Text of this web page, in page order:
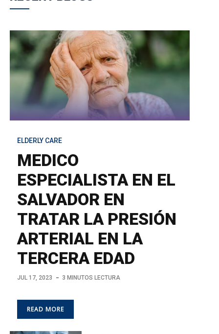
ELDERLY CARE
MEDICO
ESPECIALISTA EN EL
SALVADOR EN
TRATAR LA PRESIÓN
ARTERIAL EN LA
TERCERA EDAD
JUL 17, 2023 3 MINUTOS LECTURA
READ MORE